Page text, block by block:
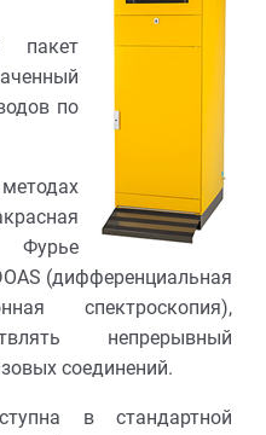
пакет
по
(дифференциальная
спектроскопия),
непрерывный
соединений.
в стандартной